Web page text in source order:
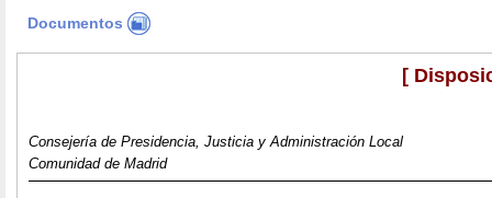
Documentos
[
Consejería de Presidencia, Justicia y Administración Local
Comunidad de Madrid